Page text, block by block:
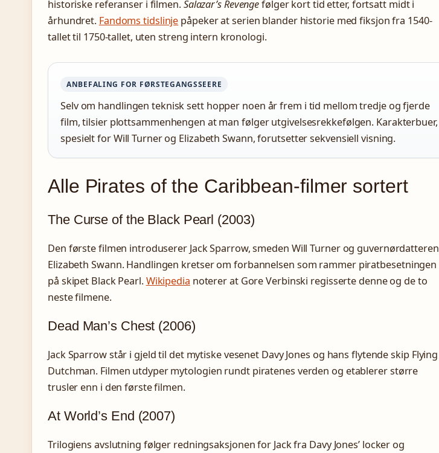
historiske referanser i filmen.Salazar’s Revengefølger kort tid etter, fortsatt midt i
århundret. Fandoms tidslinje påpeker at serien blander historie med fiksjon fra 1540-
tallet til 1750-tallet, uten streng intern kronologi.
ANBEFALING FOR FØRSTEGANGSSEERE
Selv om handlingen teknisk sett hopper noen år frem i tid mellom tredje og fjerde
film, tilsier plottsammenhengen at man følger utgivelsesrekkefølgen. Karakterbuer,
spesielt for Will Turner og Elizabeth Swann, forutsetter sekvensiell visning.
Alle Pirates of the Caribbean-filmer sortert
The Curse of the Black Pearl (2003)
Den første filmen introduserer Jack Sparrow, smeden Will Turner og guvernørdatteren
Elizabeth Swann. Handlingen kretser om forbannelsen som rammer piratbesetningen
på skipet Black Pearl.Wikipedia noterer at Gore Verbinski regisserte denne og de to
neste filmene.
Dead Man’s Chest (2006)
Jack Sparrow står i gjeld til det mytiske vesenet Davy Jones og hans flytende skip Flying
Dutchman. Filmen utdyper mytologien rundt piratenes verden og etablerer større
trusler enn i den første filmen.
At World’s End (2007)
Trilogiens avslutning følger redningsaksjonen for Jack fra Davy Jones’ locker og